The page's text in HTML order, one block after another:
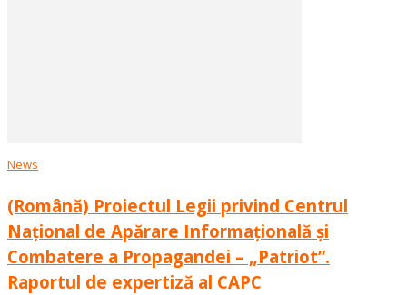
News
(Română) Proiectul Legii privind Centrul
Național de Apărare Informațională și
Combatere a Propagandei – „Patriot”.
Raportul de expertiză al CAPC